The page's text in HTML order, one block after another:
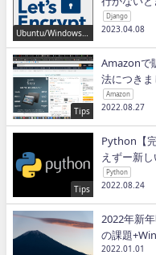
Ubuntu/Windows/P
ython/IT
Django
2023.04.08
Tips
Amazonで
法につきま
Amazon
2022.08.27
Tips
Python【
えずー新
Python
2022.08.24
2022年新
の課題
2022.01.01